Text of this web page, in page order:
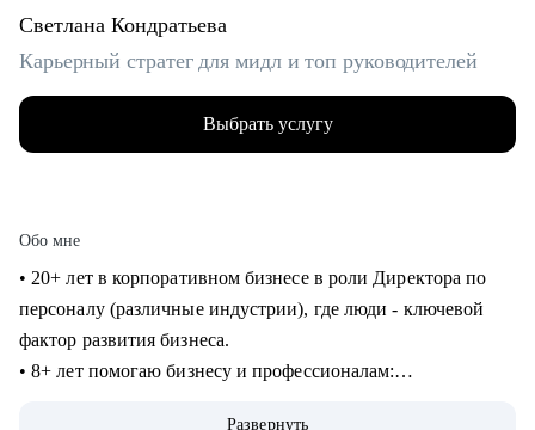
Светлана Кондратьева
Карьерный стратег для мидл и топ руководителей
Выбрать услугу
Обо мне
• 20+ лет в корпоративном бизнесе в роли Директора по
персоналу (различные индустрии), где люди - ключевой
фактор развития бизнеса.
• 8+ лет помогаю бизнесу и профессионалам:
Развернуть